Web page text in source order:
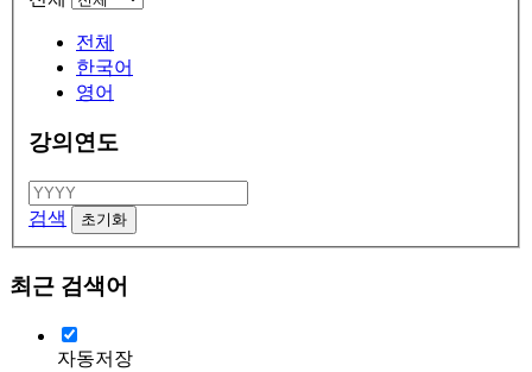
전체
한국어
영어
강의연도
검색
최근 검색어
자동저장